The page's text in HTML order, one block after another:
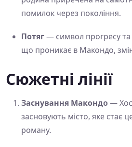
помилок через покоління.
Потяг— символ прогресу та
що проникає в Макондо,
Сюжетні лінії
Заснування Макондо—
засновують місто, яке стає
роману.